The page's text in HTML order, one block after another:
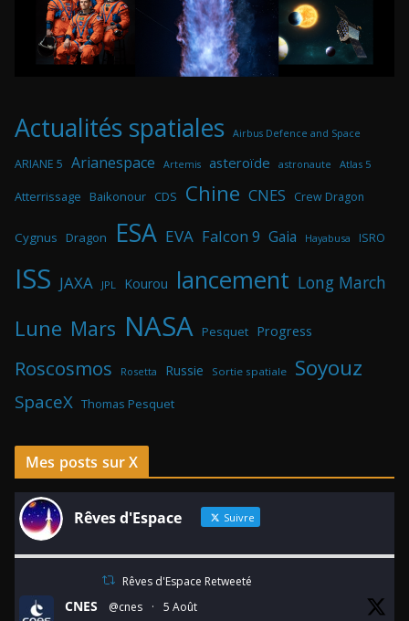
Actualités spatiales Airbus Defence and Space
ARIANE 5 Arianespace Artemis asteroïde astronaute Atlas 5
Atterrissage Baikonour CDS Chine CNES Crew Dragon
Cygnus Dragon ESA EVA Falcon 9 Gaia Hayabusa ISRO
ISS JAXA JPL Kourou lancement Long March
Lune Mars NASA Pesquet Progress
Roscosmos Rosetta Russie Sortie spatiale Soyouz
SpaceX Thomas Pesquet
Mes posts sur X
Rêves d'Espace Suivre
Rêves d'Espace Retweeté
CNES @cnes · 5 Août